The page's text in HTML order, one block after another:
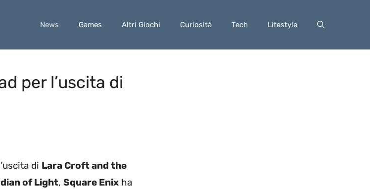
News Games Altri Giochi Curiosità Tech Lifestyle
per l’uscita di
di Lara Croft and the
of Light, Square Enixha